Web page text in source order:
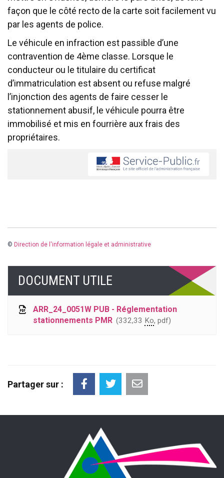
façon que le côté recto de la carte soit facilement vu
par les agents de police.
Le véhicule en infraction est passible d’une
contravention de 4ème classe. Lorsque le
conducteur ou le titulaire du certificat
d’immatriculation est absent ou refuse malgré
l’injonction des agents de faire cesser le
stationnement abusif, le véhicule pourra être
immobilisé et mis en fourrière aux frais des
propriétaires.
© Direction de l'information légale et administrative
DOCUMENT UTILE
ARR_24_0051W PUB - Réglementation
stationnements PMR
332,33 Ko, pdf
Partager sur :